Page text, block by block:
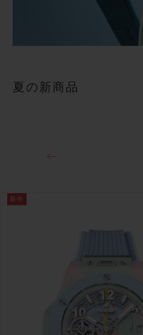
夏の新商品
新作